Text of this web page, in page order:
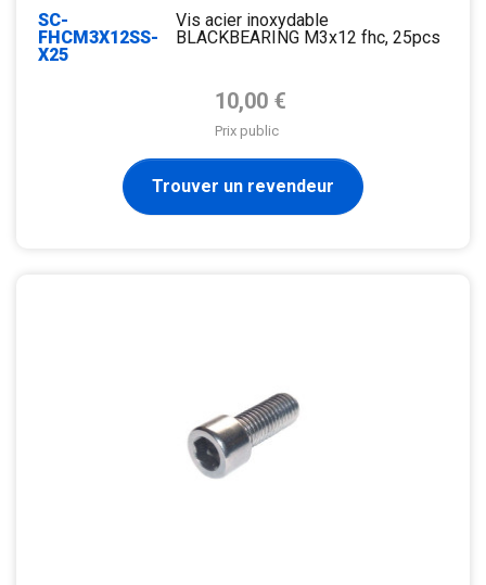
SC-
FHCM3X12SS-
X25
Vis acier inoxydable
BLACKBEARING M3x12 fhc, 25pcs
Prix de base
10,00 €
Prix public
Trouver un revendeur